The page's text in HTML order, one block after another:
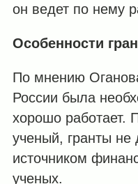
он ведет по нему
Особенности
По мнению
России была
хорошо работает.
ученый, гранты
источником
ученых.